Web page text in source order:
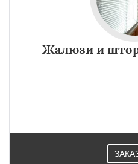
Жалюзи и